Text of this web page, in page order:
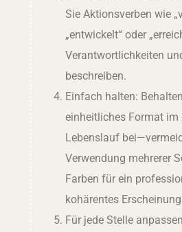
Sie Aktionsverben wie
„entwickelt“ oder
Verantwortlichkeiten
beschreiben.
Einfach halten:
einheitliches Format im
Lebenslauf
Verwendung mehrerer
Farben für ein
kohärentes
Für jede Stelle